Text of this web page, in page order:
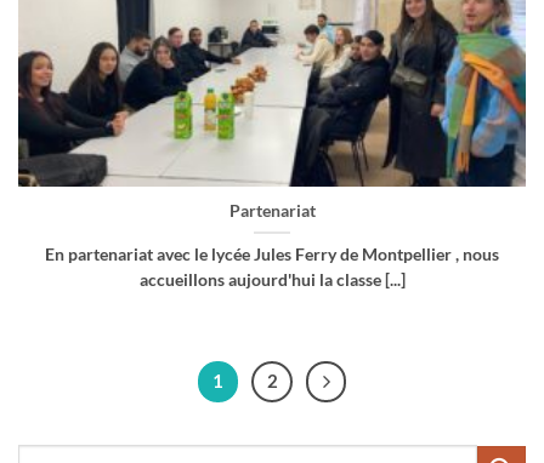
Partenariat
En partenariat avec le lycée Jules Ferry de Montpellier , nous
accueillons aujourd'hui la classe [...]
1 2